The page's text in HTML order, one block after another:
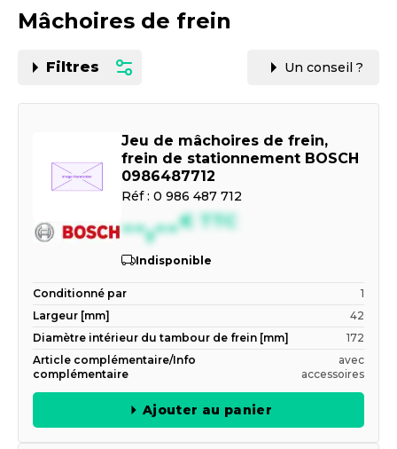
Motorisation
Mâchoires de frein
Filtres Un conseil ?
Jeu de mâchoires de frein,
frein de stationnement BOSCH
0986487712
Réf : 0 986 487 712
--,--€ TTC
Indisponible
Conditionné par
1
Largeur [mm]
42
Diamètre intérieur du tambour de frein [mm]
172
Article complémentaire/Info
complémentaire
avec
accessoires
Ajouter au panier